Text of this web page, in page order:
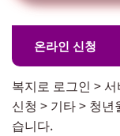
온라인 신청
복지로 로그인 >
신청 > 기타 > 청
습니다.